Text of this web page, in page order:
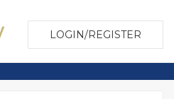
LOGIN/REGISTER